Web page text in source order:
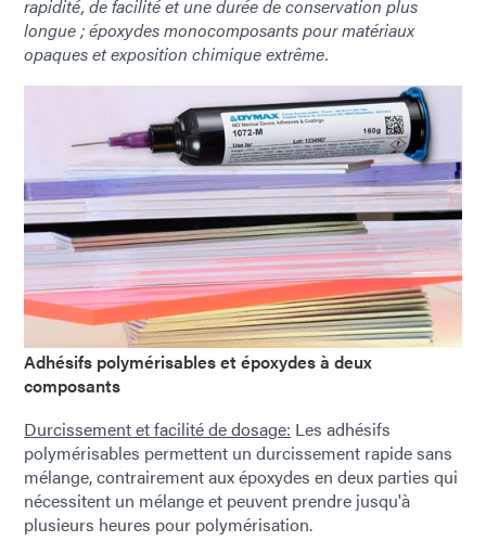
rapidité, de facilité et une durée de conservation plus
longue ; époxydes monocomposants pour matériaux
opaques et exposition chimique extrême.
Adhésifs polymérisables et époxydes à deux
composants
Durcissement et facilité de dosage: Les adhésifs
polymérisables permettent un durcissement rapide sans
mélange, contrairement aux époxydes en deux parties qui
nécessitent un mélange et peuvent prendre jusqu'à
plusieurs heures pour polymérisation.